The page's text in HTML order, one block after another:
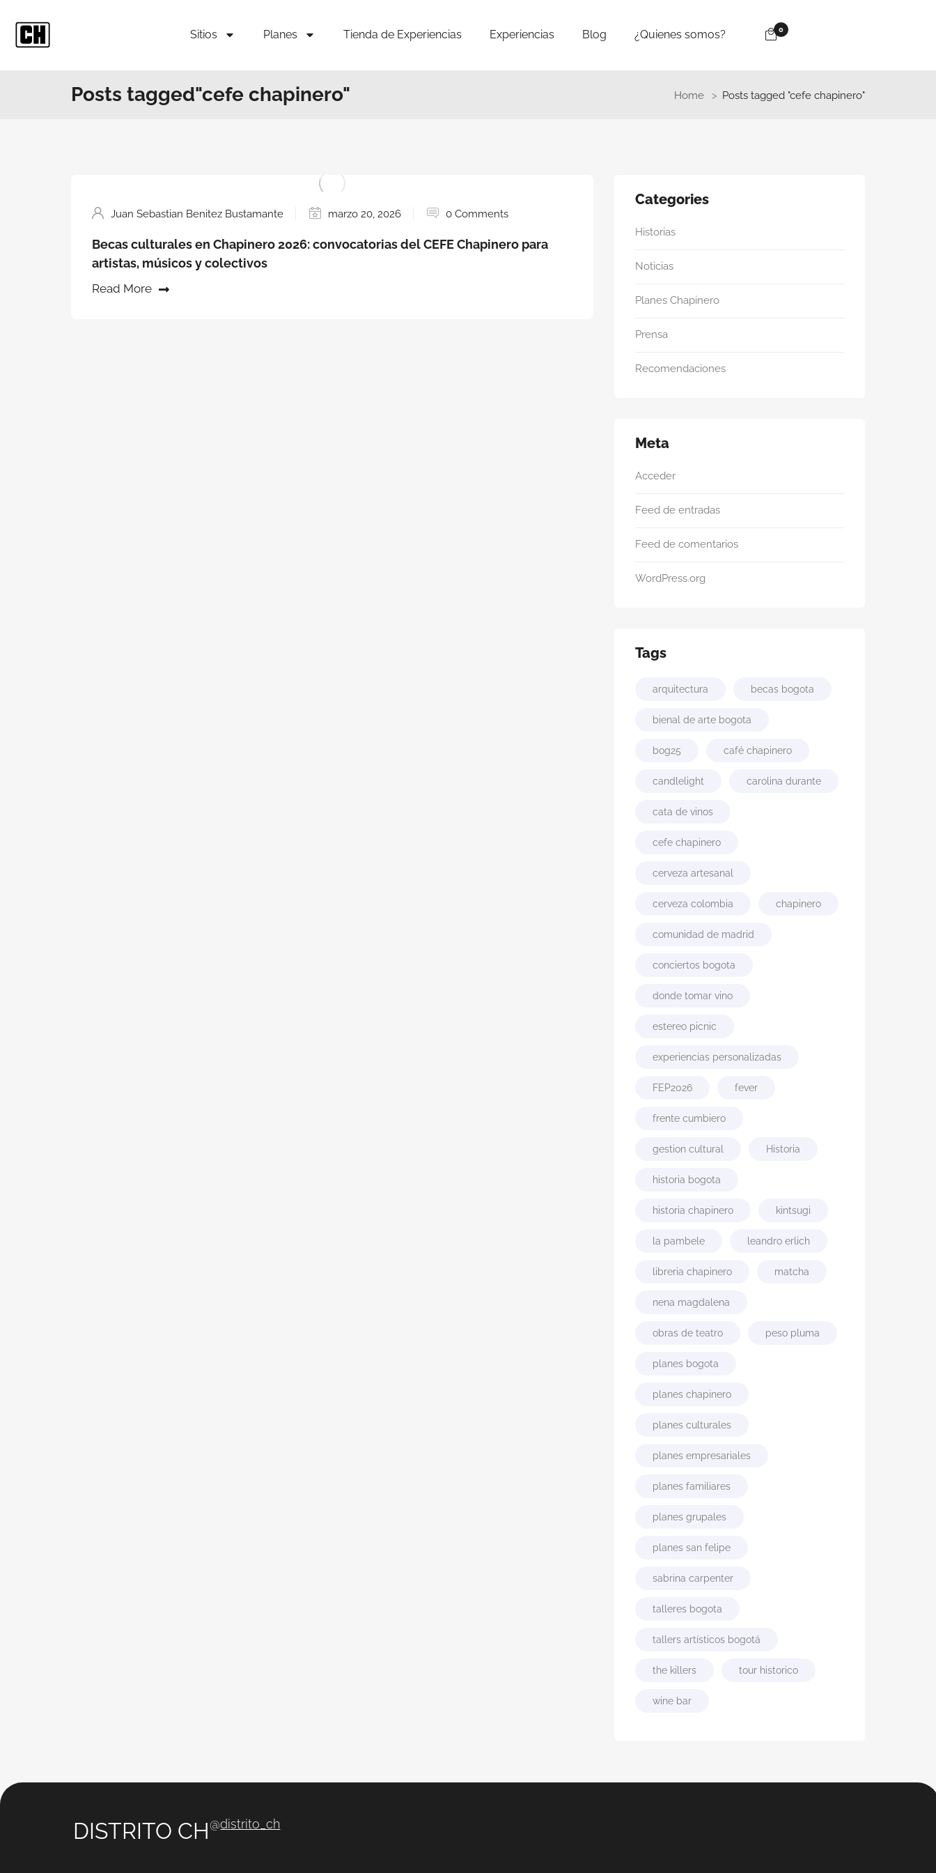
0
Sitios Planes Tienda de Experiencias Experiencias Blog ¿Quienes somos?
Posts tagged"cefe chapinero" Home Posts tagged "cefe chapinero"
Juan Sebastian Benitez Bustamante marzo 20, 2026 0 Comments
Becas culturales en Chapinero 2026: convocatorias del CEFE Chapinero para
artistas, músicos y colectivos
Read More
Categories
Historias
Noticias
Planes Chapinero
Prensa
Recomendaciones
Meta
Acceder
Feed de entradas
Feed de comentarios
WordPress.org
Tags
arquitectura becas bogota
bienal de arte bogota
bog25 café chapinero
candlelight carolina durante
cata de vinos
cefe chapinero
cerveza artesanal
cerveza colombia chapinero
comunidad de madrid
conciertos bogota
donde tomar vino
estereo picnic
experiencias personalizadas
FEP2026 fever
frente cumbiero
gestion cultural Historia
historia bogota
historia chapinero kintsugi
la pambele leandro erlich
libreria chapinero matcha
nena magdalena
obras de teatro peso pluma
planes bogota
planes chapinero
planes culturales
planes empresariales
planes familiares
planes grupales
planes san felipe
sabrina carpenter
talleres bogota
tallers artísticos bogotá
the killers tour historico
wine bar
DISTRITO CH@distrito_ch